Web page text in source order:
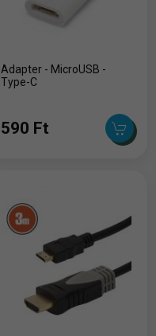
Adapter - MicroUSB -
Type-C
590 Ft